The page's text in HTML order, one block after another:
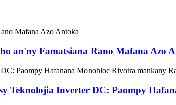
an'ny Famatsiana Rano Mafana Azo
Teknolojia Inverter DC: Paompy